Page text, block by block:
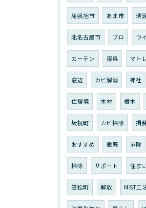
尾張旭市 あま市 瑞
北名古屋市 プロ ウ
カーテン 寝具 マト
窓辺 カビ解消 神社
住環境 木材 根本
坂祝町 カビ掃除 揖
おすすめ 徹底 排除
掃除 サポート 住ま
笠松町 解放 MIST工